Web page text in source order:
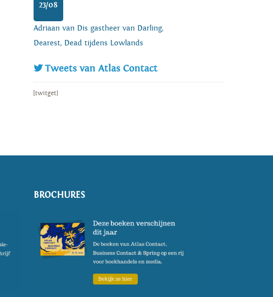
23/08
Adriaan van Dis gastheer van Darling,
Dearest, Dead tijdens Lowlands
Tweets van Atlas Contact
[twitget]
BROCHURES